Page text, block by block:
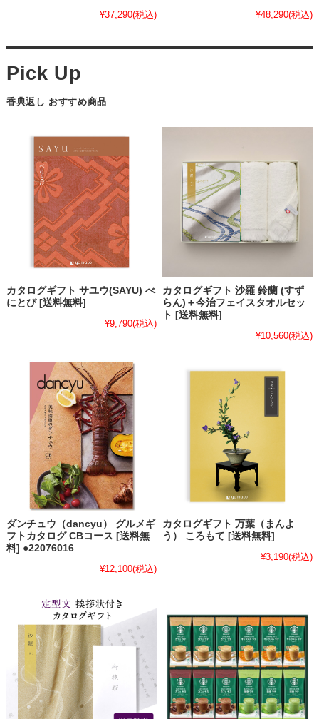
¥37,290(税込) ¥48,290(税込)
香典返し おすすめ商品
カタログギフト サユウ(SAYU) べ
にとび [送料無料]
¥9,790(税込)
カタログギフト 沙羅 鈴蘭 (すず
らん)＋今治フェイスタオルセッ
ト [送料無料]
¥10,560(税込)
ダンチュウ（dancyu） グルメギ
フトカタログ CBコース [送料無
料] ●22076016
¥12,100(税込)
カタログギフト 万葉（まんよ
う） ころもて [送料無料]
¥3,190(税込)